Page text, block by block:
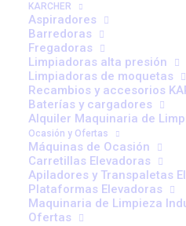
KARCHER
Aspiradores
Barredoras
Fregadoras
Limpiadoras alta presión
Limpiadoras de moquetas
Recambios y accesorios
Baterías y cargadores
Alquiler Maquinaria de
Ocasión y Ofertas
Máquinas de Ocasión
Carretillas Elevadoras
Apiladores y Transpaletas
Plataformas Elevadoras
Maquinaria de Limpieza
Ofertas
Errores al elegir
que acaban